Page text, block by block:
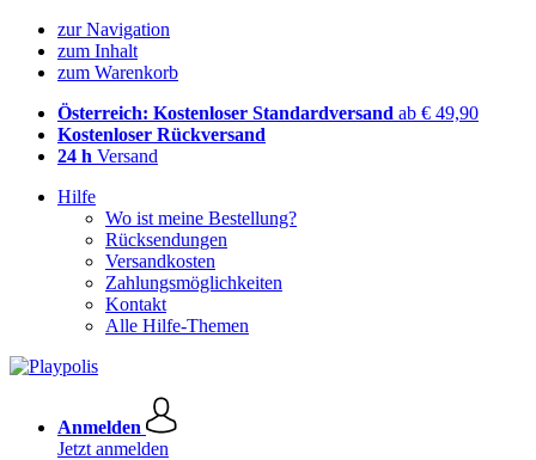
zur Navigation
zum Inhalt
zum Warenkorb
Österreich: Kostenloser Standardversand ab € 49,90
Kostenloser Rückversand
24 h Versand
Hilfe
Wo ist meine Bestellung?
Rücksendungen
Versandkosten
Zahlungsmöglichkeiten
Kontakt
Alle Hilfe-Themen
Anmelden
Jetzt anmelden